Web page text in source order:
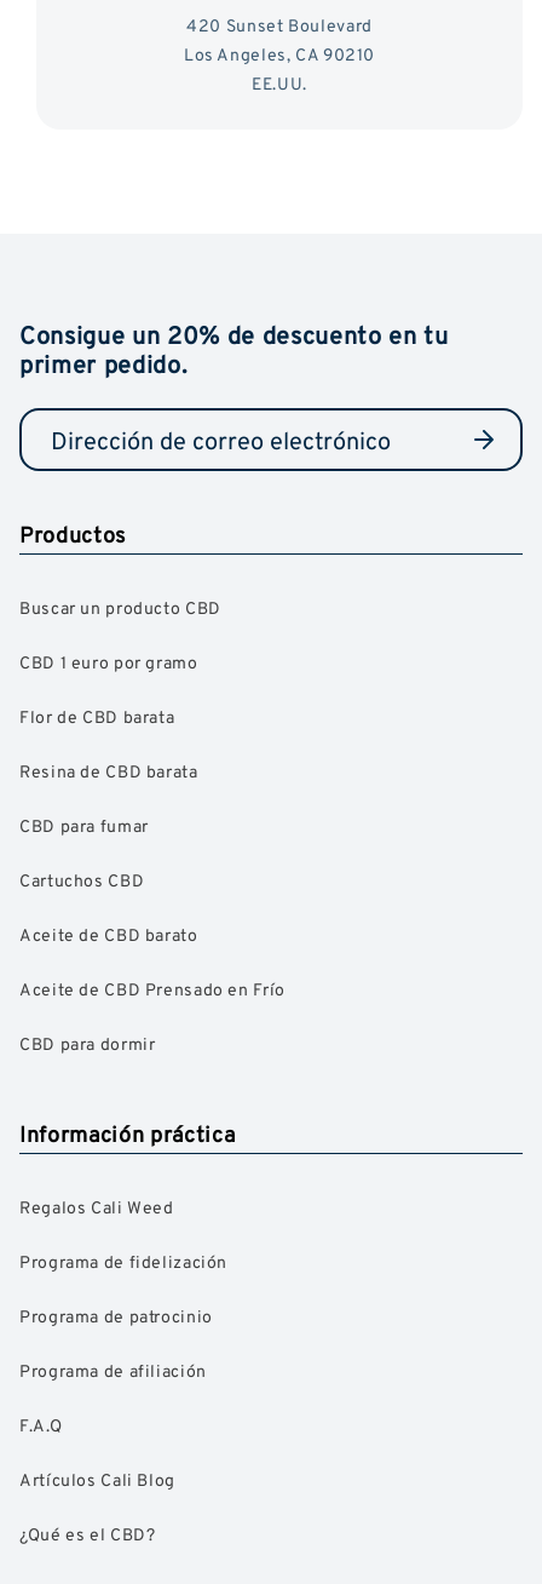
420 Sunset Boulevard
Los Angeles, CA 90210
EE.UU.
Consigue un 20% de descuento en tu
primer pedido.
Productos
Buscar un producto CBD
CBD 1 euro por gramo
Flor de CBD barata
Resina de CBD barata
CBD para fumar
Cartuchos CBD
Aceite de CBD barato
Aceite de CBD Prensado en Frío
CBD para dormir
Información práctica
Regalos Cali Weed
Programa de fidelización
Programa de patrocinio
Programa de afiliación
F.A.Q
Artículos Cali Blog
¿Qué es el CBD?